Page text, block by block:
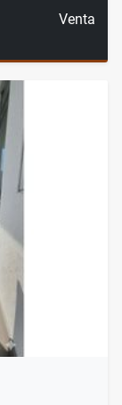
Venta